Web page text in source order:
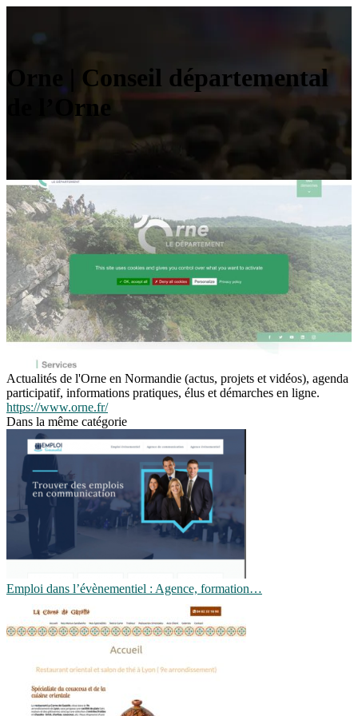
Orne | Conseil dépar­te­men­tal
de l’Orne
Actualités de l'Orne en Normandie (actus, projets et vidéos), agenda
participatif, informations pratiques, élus et démarches en ligne.
https://www.orne.fr/
Dans la même catégorie
Emploi dans l’évènementiel : Agence, formation…